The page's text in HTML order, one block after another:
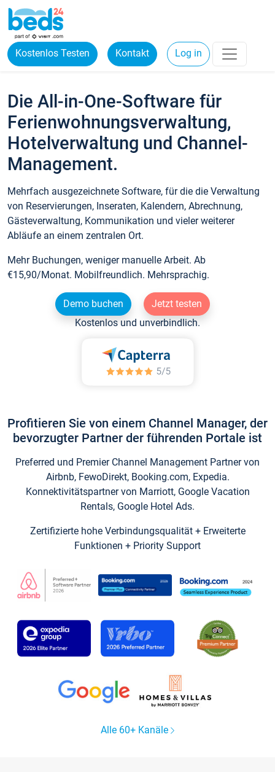
Kostenlos Testen Kontakt Log in
Die All-in-One-Software für
Ferienwohnungsverwaltung,
Hotelverwaltung und Channel-
Management.
Mehrfach ausgezeichnete Software, für die die Verwaltung
von Reservierungen, Inseraten, Kalendern, Abrechnung,
Gästeverwaltung, Kommunikation und vieler weiterer
Abläufe an einem zentralen Ort.
Mehr Buchungen, weniger manuelle Arbeit. Ab
€15,90/Monat. Mobilfreundlich. Mehrsprachig.
Demo buchen
Jetzt testen
Kostenlos und unverbindlich.
Profitieren Sie von einem Channel Manager, der
bevorzugter Partner der führenden Portale ist
Preferred und Premier Channel Management Partner von
Airbnb, FewoDirekt, Booking.com, Expedia.
Konnektivitätspartner von Marriott, Google Vacation
Rentals, Google Hotel Ads.
Zertifizierte hohe Verbindungsqualität + Erweiterte
Funktionen + Priority Support
Alle 60+ Kanäle